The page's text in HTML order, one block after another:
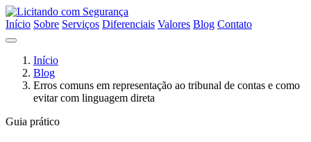
Início Sobre Serviços Diferenciais Valores Blog Contato
Início
Blog
Erros comuns em representação ao tribunal de contas e como
evitar com linguagem direta
Guia prático